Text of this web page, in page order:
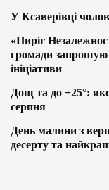
У Ксаверівці
«Пиріг
громади
ініціативи
Дощ та до +25°:
серпня
День малини з
десерту та